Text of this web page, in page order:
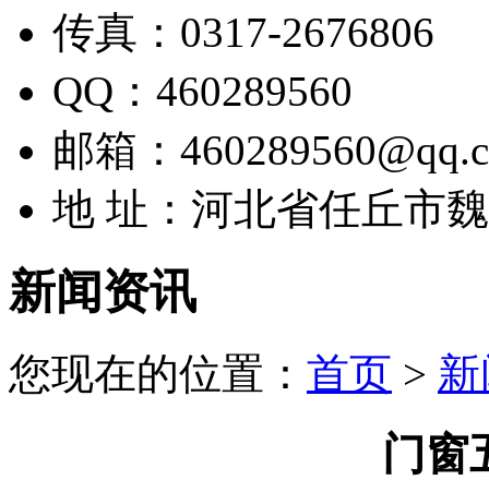
传真：0317-2676806
QQ：460289560
邮箱：
地 址：河北省任丘市
新闻资讯
您现在的位置： 首页 >
门窗